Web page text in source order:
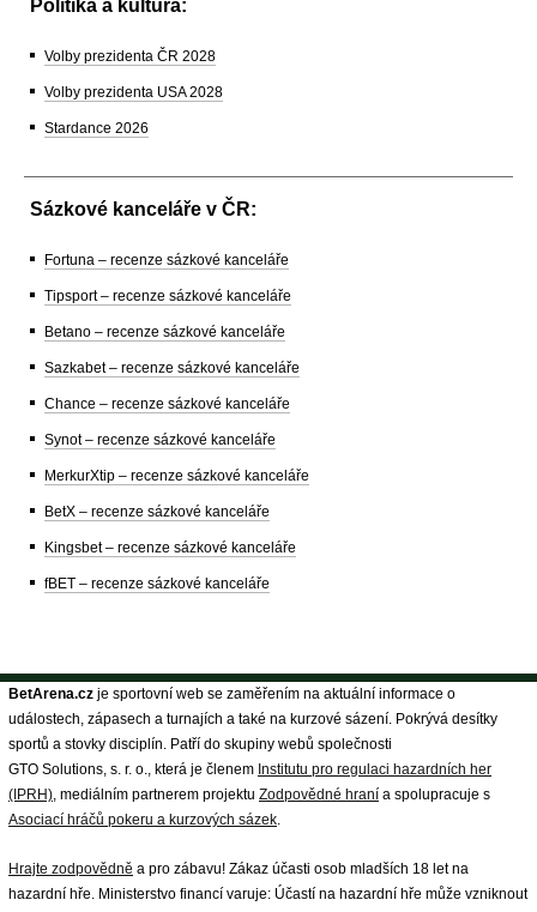
Politika a kultura:
Volby prezidenta ČR 2028
Volby prezidenta USA 2028
Stardance 2026
Sázkové kanceláře v ČR:
Fortuna – recenze sázkové kanceláře
Tipsport – recenze sázkové kanceláře
Betano – recenze sázkové kanceláře
Sazkabet – recenze sázkové kanceláře
Chance – recenze sázkové kanceláře
Synot – recenze sázkové kanceláře
MerkurXtip – recenze sázkové kanceláře
BetX – recenze sázkové kanceláře
Kingsbet – recenze sázkové kanceláře
fBET – recenze sázkové kanceláře
BetArena.cz je sportovní web se zaměřením na aktuální informace o
událostech, zápasech a turnajích a také na kurzové sázení. Pokrývá desítky
sportů a stovky disciplín. Patří do skupiny webů společnosti
GTO Solutions, s. r. o., která je členem Institutu pro regulaci hazardních her
(IPRH) , mediálním partnerem projektu Zodpovědné hraní a spolupracuje s
Asociací hráčů pokeru a kurzových sázek
Hrajte zodpovědně a pro zábavu! Zákaz účasti osob mladších 18 let na
hazardní hře. Ministerstvo financí varuje: Účastí na hazardní hře může vzniknout